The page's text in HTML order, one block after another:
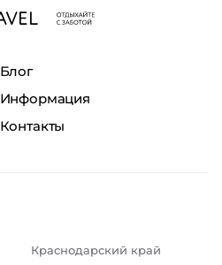
Блог
Информация
Контакты
Краснодарский край